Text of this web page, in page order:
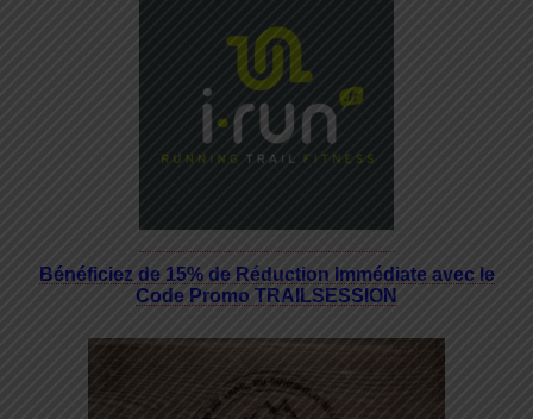
Bénéficiez de 15% de Réduction Immédiate avec le
Code Promo TRAILSESSION